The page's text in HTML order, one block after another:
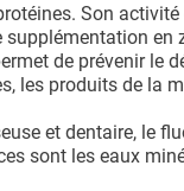
Son
de prévenir le
les produits de la
et dentaire, le
sont les eaux